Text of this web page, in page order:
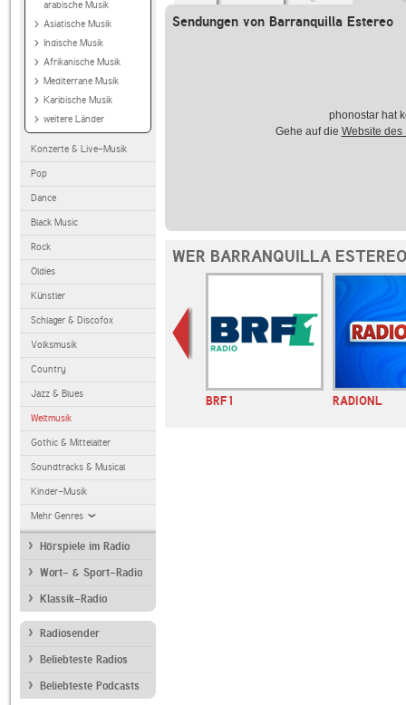
arabische Musik
Asiatische Musik
Indische Musik
Afrikanische Musik
Mediterrane Musik
Karibische Musik
weitere Länder
Konzerte & Live-Musik
Pop
Dance
Black Music
Rock
Oldies
Künstler
Schlager & Discofox
Volksmusik
Country
Jazz & Blues
Weltmusik
Gothic & Mittelalter
Soundtracks & Musical
Kinder-Musik
Mehr Genres
Hörspiele im Radio
Wort- & Sport-Radio
Klassik-Radio
Radiosender
Beliebteste Radios
Beliebteste Podcasts
Sendungen von Barranquilla Estereo
phonostar hat
Gehe auf die Website des
WER BARRANQUILLA
Key56 Radio BRF1 RADIONL